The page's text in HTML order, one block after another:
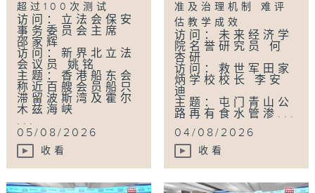
超过100次测试
访问：立法会保安
事务委员会主席
邵家辉
访问：新界北立法
会议员 姚铭
主题：香港船东会
称近百艘会员船只
滞留波斯湾及霍尔
木兹海峡
...
05/08/2026
收看
准及治理机制 难评
估教学成效
访问：未来经济学
院名誉研究员 何
杏研
访问：救世军田家
炳学校校长 李安
迪
主题：屯门青山公
路再有食水管渗...
04/08/2026
收看